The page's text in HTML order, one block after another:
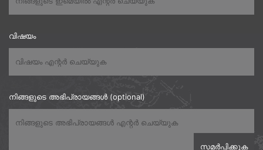
വിഷയം
നിങ്ങളുടെ അഭിപ്രായങ്ങൾ (optional)